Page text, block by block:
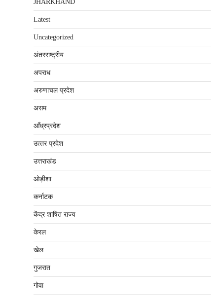
JHARKHAND
Latest
Uncategorized
अंतरराष्‍ट्रीय
अपराध
अरुणाचल प्रदेश
असम
आँध्रप्रदेश
उत्‍तर प्रदेश
उत्तराखंड
ओड़ीशा
कर्नाटक
केंद्र शाषित राज्य
केरल
खेल
गुजरात
गोवा